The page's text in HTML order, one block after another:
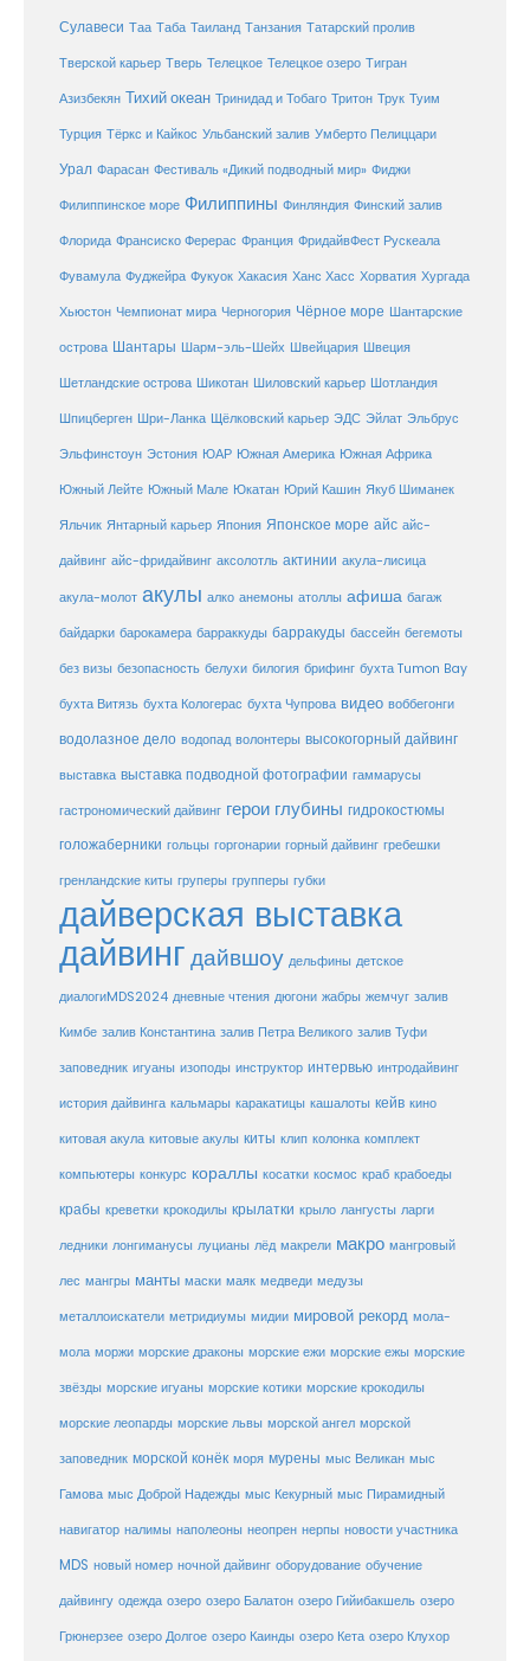
Сулавеси Таа Таба Таиланд Танзания Татарский пролив
Тверской карьер Тверь Телецкое Телецкое озеро Тигран
Азизбекян Тихий океан Тринидад и Тобаго Тритон Трук Туим
Турция Тёркс и Кайкос Ульбанский залив Умберто Пелиццари
Урал Фарасан Фестиваль «Дикий подводный мир» Фиджи
Филиппинское море Филиппины Финляндия Финский залив
Флорида Франсиско Ферерас Франция ФридайвФест Рускеала
Фувамула Фуджейра Фукуок Хакасия Ханс Хасс Хорватия Хургада
Хьюстон Чемпионат мира Черногория Чёрное море Шантарские
острова Шантары Шарм-эль-Шейх Швейцария Швеция
Шетландские острова Шикотан Шиловский карьер Шотландия
Шпицберген Шри-Ланка Щёлковский карьер ЭДС Эйлат Эльбрус
Эльфинстоун Эстония ЮАР Южная Америка Южная Африка
Южный Лейте Южный Мале Юкатан Юрий Кашин Якуб Шиманек
Яльчик Янтарный карьер Япония Японское море айс айс-
дайвинг айс-фридайвинг аксолотль актинии акула-лисица
акула-молот акулы алко анемоны атоллы афиша багаж
байдарки барокамера барраккуды барракуды бассейн бегемоты
без визы безопасность белухи билогия брифинг бухта Tumon Bay
бухта Витязь бухта Кологерас бухта Чупрова видео воббегонги
водолазное дело водопад волонтеры высокогорный дайвинг
выставка выставка подводной фотографии гаммарусы
гастрономический дайвинг герои глубины гидрокостюмы
голожаберники гольцы горгонарии горный дайвинг гребешки
гренландские киты груперы групперы губки
дайверская выставка
дайвингдайвшоу дельфины детское
диалогиMDS2024 дневные чтения дюгони жабры жемчуг залив
Кимбе залив Константина залив Петра Великого залив Туфи
заповедник игуаны изоподы инструктор интервью интродайвинг
история дайвинга кальмары каракатицы кашалоты кейв кино
китовая акула китовые акулы киты клип колонка комплект
компьютеры конкурс кораллы косатки космос краб крабоеды
крабы креветки крокодилы крылатки крыло лангусты ларги
ледники лонгиманусы луцианы лёд макрели макро мангровый
лес мангры манты маски маяк медведи медузы
металлоискатели метридиумы мидии мировой рекорд мола-
мола моржи морские драконы морские ежи морские ежы морские
звёзды морские игуаны морские котики морские крокодилы
морские леопарды морские львы морской ангел морской
заповедник морской конёк моря мурены мыс Великан мыс
Гамова мыс Доброй Надежды мыс Кекурный мыс Пирамидный
навигатор налимы наполеоны неопрен нерпы новости участника
MDS новый номер ночной дайвинг оборудование обучение
дайвингу одежда озеро озеро Балатон озеро Гийибакшель озеро
Грюнерзее озеро Долгое озеро Каинды озеро Кета озеро Клухор